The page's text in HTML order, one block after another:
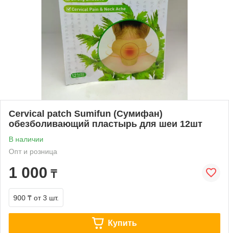
Cervical patch Sumifun (Сумифан)
обезболивающий пластырь для шеи 12шт
В наличии
Опт и розница
1 000 ₸
900 ₸ от 3 шт.
Купить